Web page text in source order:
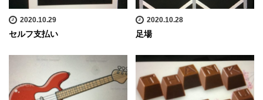
2020.10.29
セルフ支払い
2020.10.28
足場